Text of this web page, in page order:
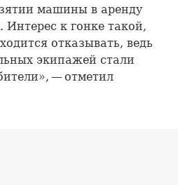
машины в аренду
Интерес к гонке такой,
отказывать, ведь
экипажей стали
— отметил